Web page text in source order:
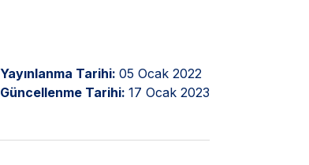
Yayınlanma Tarihi: 05 Ocak 2022
Güncellenme Tarihi: 17 Ocak 2023